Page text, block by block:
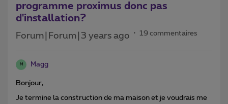
programme proximus donc pas
d'installation?
Forum|Forum|3 years ago 19 commentaires
M Magg
Bonjour,
Je termine la construction de ma maison et je voudrais me